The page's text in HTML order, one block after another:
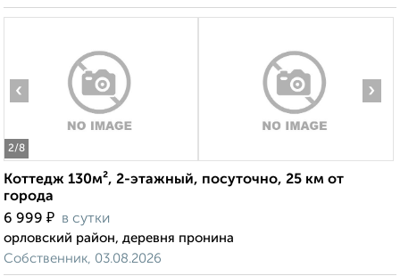
2/8
‹ ›
Коттедж 130м², 2-этажный, посуточно, 25 км от
города
6 999 ₽ в сутки
орловский район, деревня пронина
Собственник, 03.08.2026